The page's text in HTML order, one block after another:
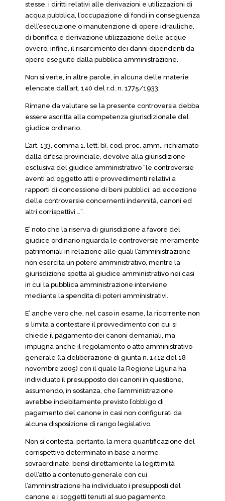
stesse, i diritti relativi alle derivazioni e utilizzazioni di
acqua pubblica, l’occupazione di fondi in conseguenza
dell’esecuzione o manutenzione di opere idrauliche,
di bonifica e derivazione utilizzazione delle acque
ovvero, infine, il risarcimento dei danni dipendenti da
opere eseguite dalla pubblica amministrazione.
Non si verte, in altre parole, in alcuna delle materie
elencate dall’art. 140 del r.d. n. 1775/1933.
Rimane da valutare se la presente controversia debba
essere ascritta alla competenza giurisdizionale del
giudice ordinario.
L’art. 133, comma 1, lett. b), cod. proc. amm., richiamato
dalla difesa provinciale, devolve alla giurisdizione
esclusiva del giudice amministrativo “le controversie
aventi ad oggetto atti e provvedimenti relativi a
rapporti di concessione di beni pubblici, ad eccezione
delle controversie concernenti indennità, canoni ed
altri corrispettivi …”.
E’ noto che la riserva di giurisdizione a favore del
giudice ordinario riguarda le controversie meramente
patrimoniali in relazione alle quali l’amministrazione
non esercita un potere amministrativo, mentre la
giurisdizione spetta al giudice amministrativo nei casi
in cui la pubblica amministrazione interviene
mediante la spendita di poteri amministrativi.
E’ anche vero che, nel caso in esame, la ricorrente non
si limita a contestare il provvedimento con cui si
chiede il pagamento dei canoni demaniali, ma
impugna anche il regolamento o atto amministrativo
generale (la deliberazione di giunta n. 1412 del 18
novembre 2005) con il quale la Regione Liguria ha
individuato il presupposto dei canoni in questione,
assumendo, in sostanza, che l’amministrazione
avrebbe indebitamente previsto l’obbligo di
pagamento del canone in casi non configurati da
alcuna disposizione di rango legislativo.
Non si contesta, pertanto, la mera quantificazione del
corrispettivo determinato in base a norme
sovraordinate, bensì direttamente la legittimità
dell’atto a contenuto generale con cui
l’amministrazione ha individuato i presupposti del
canone e i soggetti tenuti al suo pagamento.